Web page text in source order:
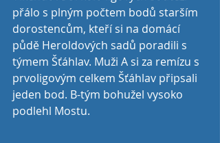
přálo s plným počtem bodů starším
dorostencům, kteří si na domácí
půdě Heroldových sadů poradili s
týmem Šťáhlav. Muži A si za remízu s
prvoligovým celkem Šťáhlav připsali
jeden bod. B-tým bohužel vysoko
podlehl Mostu.